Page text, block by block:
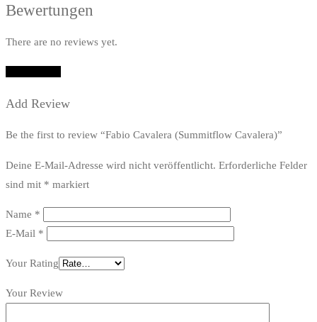
Bewertungen
There are no reviews yet.
Add Review
Be the first to review “Fabio Cavalera (Summitflow Cavalera)”
Deine E-Mail-Adresse wird nicht veröffentlicht. Erforderliche Felder
sind mit * markiert
Name *
E-Mail *
Your Rating
Your Review